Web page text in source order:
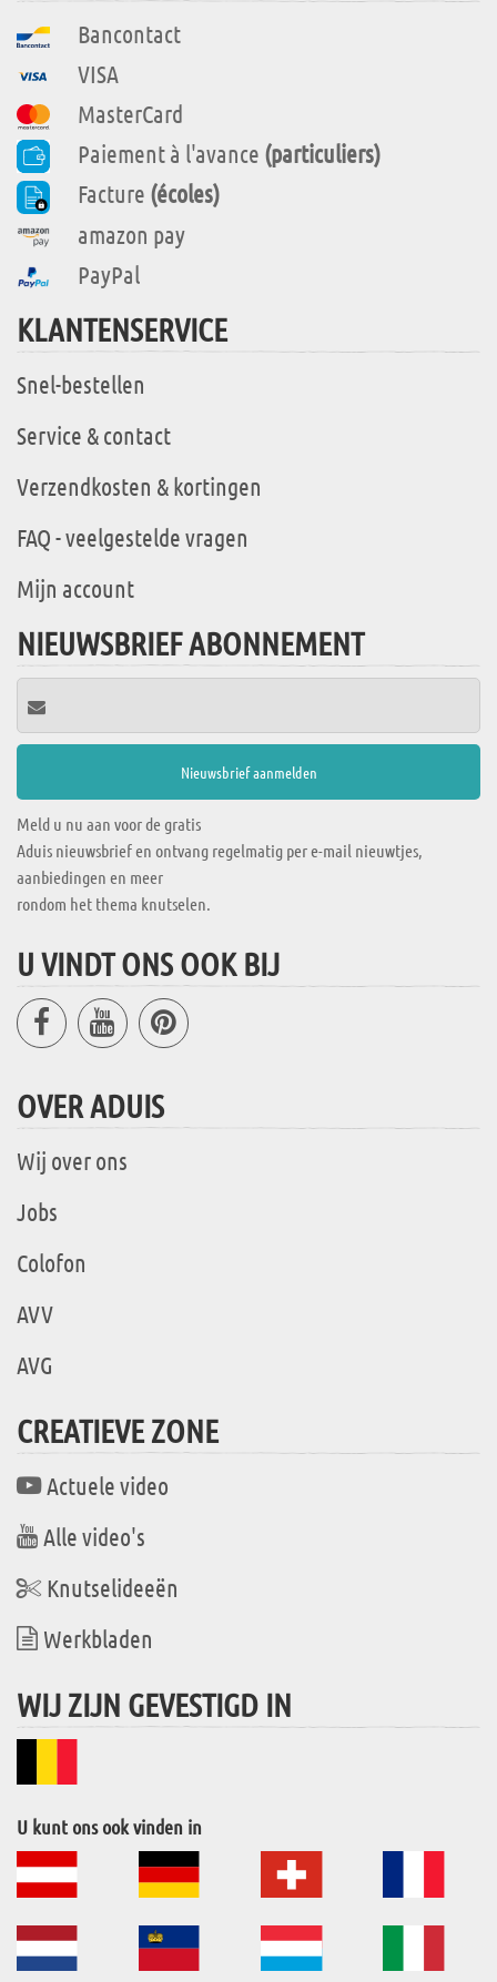
Bancontact
VISA
MasterCard
Paiement à l'avance (particuliers)
Facture (écoles)
amazon pay
PayPal
KLANTENSERVICE
Snel-bestellen
Service & contact
Verzendkosten & kortingen
FAQ - veelgestelde vragen
Mijn account
NIEUWSBRIEF ABONNEMENT
Meld u nu aan voor de gratis
Aduis nieuwsbrief en ontvang regelmatig per e-mail nieuwtjes,
aanbiedingen en meer
rondom het thema knutselen.
U VINDT ONS OOK BIJ
OVER ADUIS
Wij over ons
Jobs
Colofon
AVV
AVG
CREATIEVE ZONE
Actuele video
Alle video's
Knutselideeën
Werkbladen
WIJ ZIJN GEVESTIGD IN
U kunt ons ook vinden in